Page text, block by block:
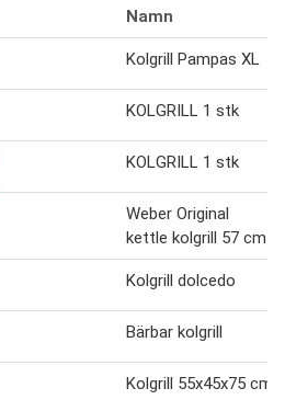
Namn
Kolgrill Pampas XL
KOLGRILL 1 stk
KOLGRILL 1 stk
Weber Original
kettle kolgrill 57 cm
Kolgrill dolcedo
Bärbar kolgrill
Kolgrill 55x45x75 cm